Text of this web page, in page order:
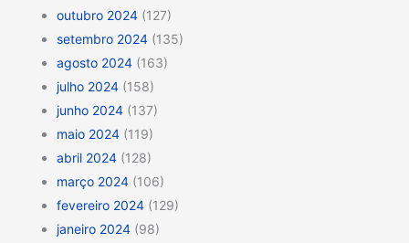
outubro 2024 (127)
setembro 2024 (135)
agosto 2024 (163)
julho 2024 (158)
junho 2024 (137)
maio 2024 (119)
abril 2024 (128)
março 2024 (106)
fevereiro 2024 (129)
janeiro 2024 (98)